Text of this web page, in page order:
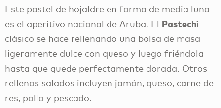
Este pastel de hojaldre en forma de media luna
es el aperitivo nacional de Aruba. El Pastechi
clásico se hace rellenando una bolsa de masa
ligeramente dulce con queso y luego friéndola
hasta que quede perfectamente dorada. Otros
rellenos salados incluyen jamón, queso, carne de
res, pollo y pescado.